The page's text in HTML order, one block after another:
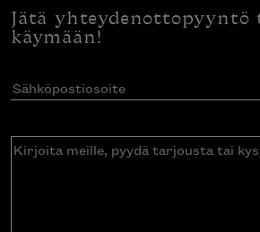
Jätä
käymään!
Sähköpostiosoite(Pakollinen)
Kirjoita